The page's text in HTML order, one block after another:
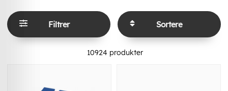
Filtrer Sortere
10924 produkter